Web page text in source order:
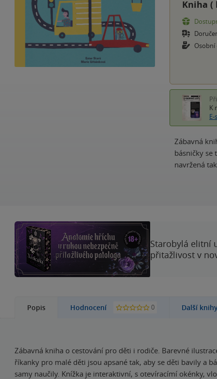
Kniha (
K
Zábavná
básničky se
navržená
Starobylá elitní
přitažlivost v
Popis Hodnocení 0 Další
Zábavná kniha o cestování pro děti i rodiče. Barevné
říkanky pro malé děti jsou apsané tak, aby se děti bavily a
samy naučily. Knížka je interaktivní, s otevíracímí okénky,